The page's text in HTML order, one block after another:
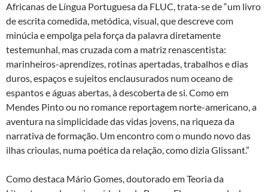
Africanas de Língua Portuguesa da FLUC, trata-se de “um livro
de escrita comedida, metódica, visual, que descreve com
minúcia e empolga pela força da palavra diretamente
testemunhal, mas cruzada com a matriz renascentista:
marinheiros-aprendizes, rotinas apertadas, trabalhos e dias
duros, espaços e sujeitos enclausurados num oceano de
espantos e águas abertas, à descoberta de si. Como em
Mendes Pinto ou no romance reportagem norte-americano, a
aventura na simplicidade das vidas jovens, na riqueza da
narrativa de formação. Um encontro com o mundo novo das
ilhas crioulas, numa poética da relação, como dizia Glissant.”
Como destaca Mário Gomes, doutorado em Teoria da